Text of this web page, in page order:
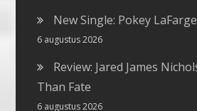
New Single: Pokey LaFarge
6 augustus 2026
Review: Jared James
Than Fate
6 augustus 2026